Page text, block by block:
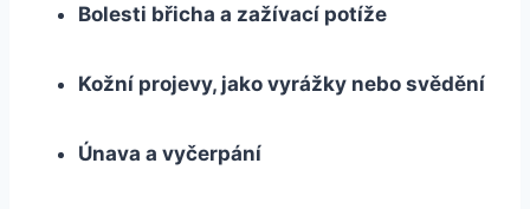
Bolesti břicha a zažívací potíže
Kožní projevy, jako vyrážky nebo svědění
Únava a vyčerpání